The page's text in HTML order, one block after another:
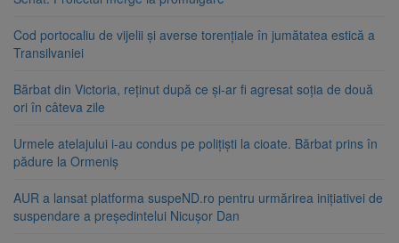
Cod portocaliu de vijelii și averse torențiale în jumătatea estică a
Transilvaniei
Bărbat din Victoria, reținut după ce și-ar fi agresat soția de două
ori în câteva zile
Urmele atelajului i-au condus pe polițiști la cioate. Bărbat prins în
pădure la Ormeniș
AUR a lansat platforma suspeND.ro pentru urmărirea inițiativei de
suspendare a președintelui Nicușor Dan